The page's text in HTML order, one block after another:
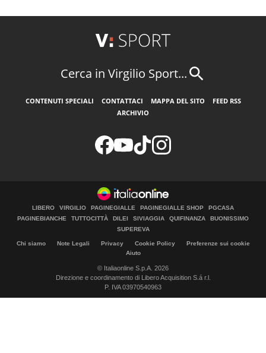
Cerca in Virgilio Sport...
CONTENUTI SPECIALI CONTATTACI MAPPA DEL SITO
FEED RSS
ARCHIVIO
LIBERO VIRGILIO PAGINEGIALLE PAGINEGIALLE SHOP
PGCASA
PAGINEBIANCHE
TUTTOCITTÀ DILEI SIVIAGGIA QUIFINANZA
BUONISSIMO
SUPEREVA
Chi siamo Note Legali Privacy Cookie Policy
Preferenze sui cookie
Aiuto
© Italiaonline S.p.A. 2026
Direzione e coordinamento di Libero Acquisition S.á r.l.
P. IVA 03970540963